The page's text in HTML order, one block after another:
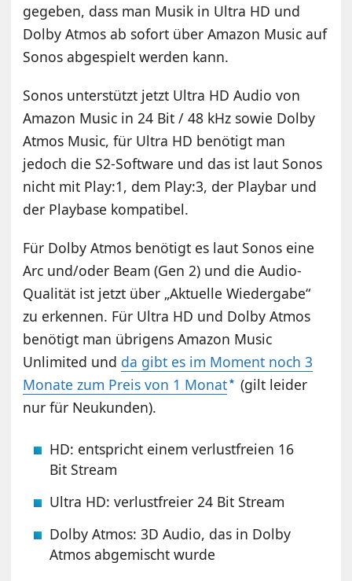
gegeben, dass man Musik in Ultra HD und
Dolby Atmos ab sofort über Amazon Music auf
Sonos abgespielt werden kann.
Sonos unterstützt jetzt Ultra HD Audio von
Amazon Music in 24 Bit / 48 kHz sowie Dolby
Atmos Music, für Ultra HD benötigt man
jedoch die S2-Software und das ist laut Sonos
nicht mit Play:1, dem Play:3, der Playbar und
der Playbase kompatibel.
Für Dolby Atmos benötigt es laut Sonos eine
Arc und/oder Beam (Gen 2) und die Audio-
Qualität ist jetzt über „Aktuelle Wiedergabe“
zu erkennen. Für Ultra HD und Dolby Atmos
benötigt man übrigens Amazon Music
Unlimited und da gibt es im Moment noch 3
Monate zum Preis von 1 Monat
(gilt leider
nur für Neukunden).
HD: entspricht einem verlustfreien 16
Bit Stream
Ultra HD: verlustfreier 24 Bit Stream
Dolby Atmos: 3D Audio, das in Dolby
Atmos abgemischt wurde